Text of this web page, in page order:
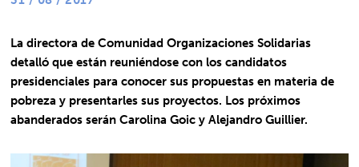
La directora de Comunidad Organizaciones Solidarias
detalló que están reuniéndose con los candidatos
presidenciales para conocer sus propuestas en materia de
pobreza y presentarles sus proyectos. Los próximos
abanderados serán Carolina Goic y Alejandro Guillier.